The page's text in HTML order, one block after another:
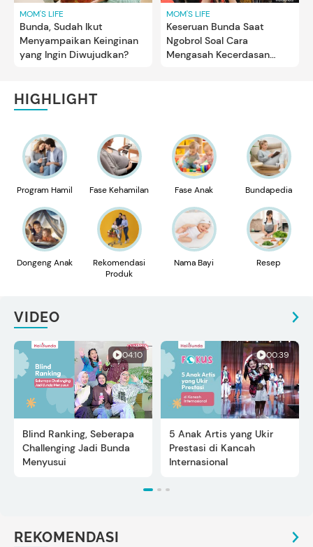
MOM'S LIFE
Bunda, Sudah Ikut
Menyampaikan Keinginan
yang Ingin Diwujudkan?
MOM'S LIFE
Keseruan Bunda Saat
Ngobrol Soal Cara
Mengasah Kecerdasan
HIGHLIGHT
Program Hamil Fase Kehamilan Fase Anak Bundapedia
Dongeng Anak
Rekomendasi
Produk
Nama Bayi Resep
VIDEO
04:10
Blind Ranking, Seberapa
Challenging Jadi Bunda
Menyusui
00:39
5 Anak Artis yang Ukir
Prestasi di Kancah
Internasional
REKOMENDASI